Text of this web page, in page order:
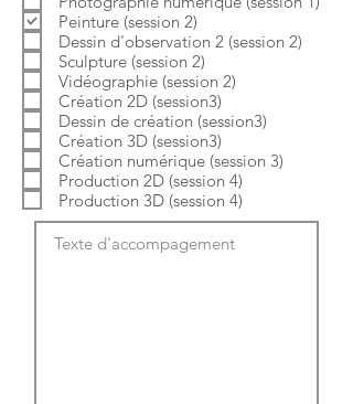
t
o
i
r
e
Peinture (session 2)
Dessin d'observation 2 (session 2)
Sculpture (session 2)
Vidéographie (session 2)
Création 2D (session3)
Dessin de création (session3)
Création 3D (session3)
Création numérique (session 3)
Production 2D (session 4)
Production 3D (session 4)
Texte d'accompagement